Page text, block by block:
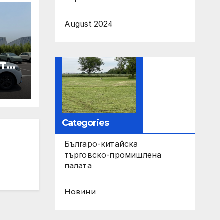
August 2024
Categories
Българо-китайска
търговско-промишлена
палата
Новини